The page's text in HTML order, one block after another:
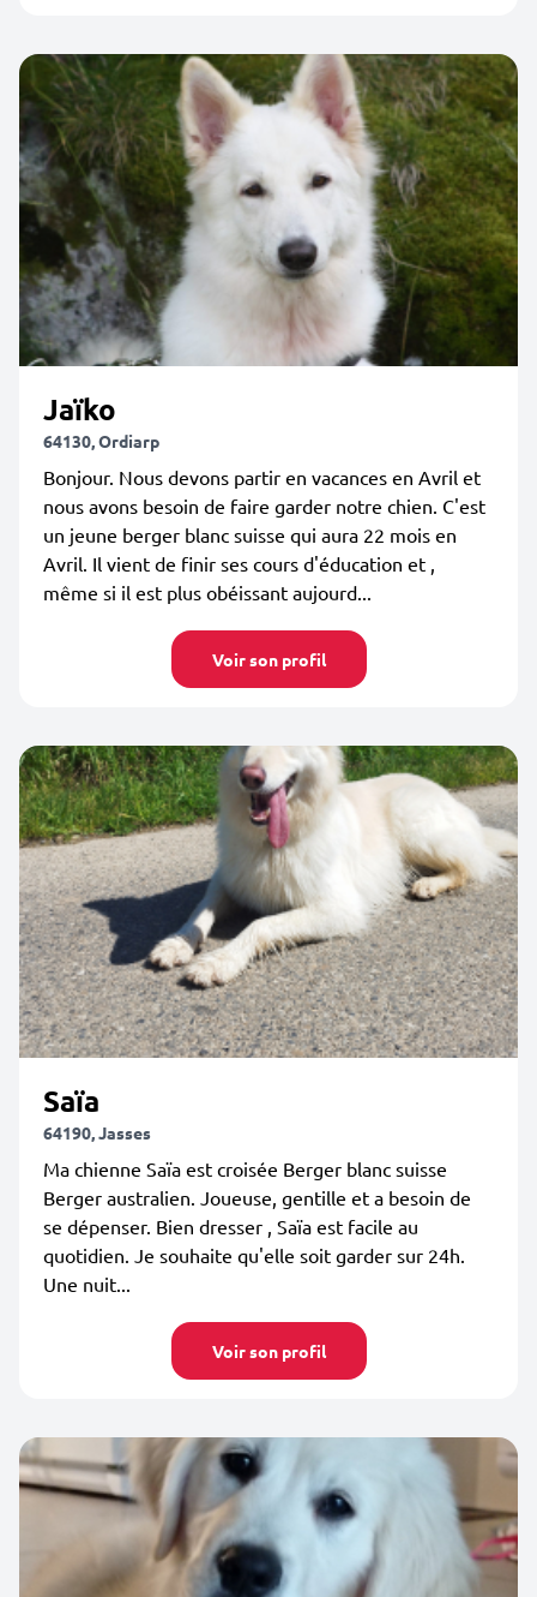
Jaïko
64130, Ordiarp
Bonjour. Nous devons partir en vacances en Avril et
nous avons besoin de faire garder notre chien. C'est
un jeune berger blanc suisse qui aura 22 mois en
Avril. Il vient de finir ses cours d'éducation et ,
même si il est plus obéissant aujourd...
Voir son profil
Saïa
64190, Jasses
Ma chienne Saïa est croisée Berger blanc suisse
Berger australien. Joueuse, gentille et a besoin de
se dépenser. Bien dresser , Saïa est facile au
quotidien. Je souhaite qu'elle soit garder sur 24h.
Une nuit...
Voir son profil